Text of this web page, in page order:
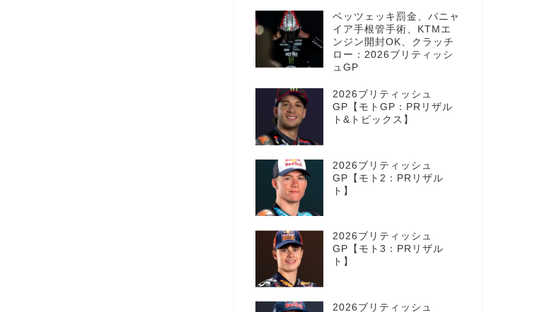
ベッツェッキ罰金、バニャ
イア手根管手術、KTMエ
ンジン開封OK、クラッチ
ロー：2026ブリティッシ
ュGP
2026ブリティッシュ
GP【モトGP：PRリザル
ト&トピックス】
2026ブリティッシュ
GP【モト2：PRリザル
ト】
2026ブリティッシュ
GP【モト3：PRリザル
ト】
2026ブリティッシュ